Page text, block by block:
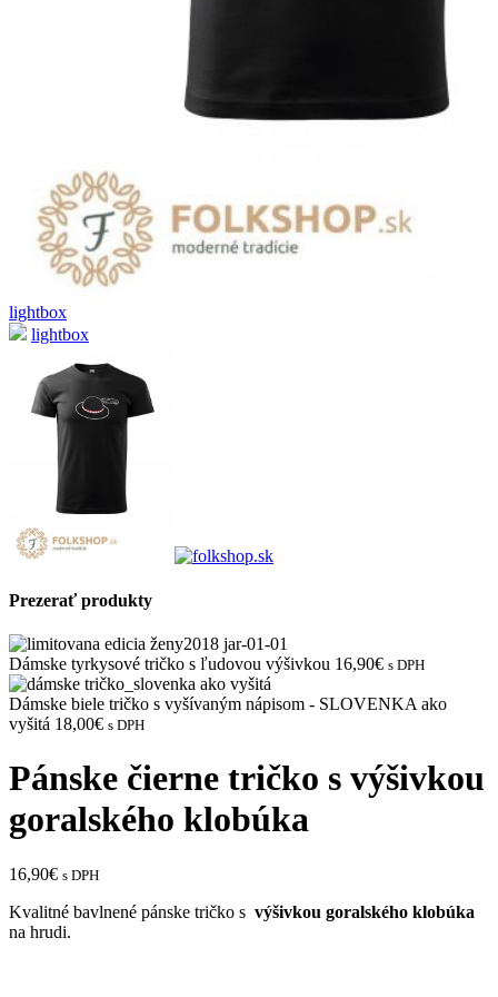
lightbox
lightbox
Prezerať produkty
Dámske tyrkysové tričko s ľudovou výšivkou 16,90€ s DPH
Dámske biele tričko s vyšívaným nápisom - SLOVENKA ako
vyšitá 18,00€ s DPH
Pánske čierne tričko s výšivkou
goralského klobúka
16,90€ s DPH
Kvalitné bavlnené pánske tričko s výšivkou goralského klobúka
na hrudi.